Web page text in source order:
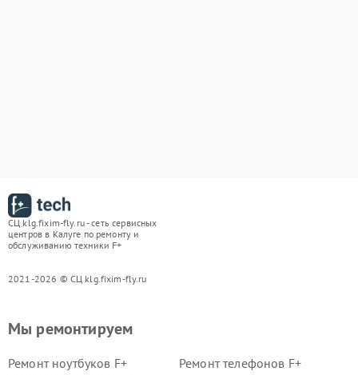
СЦ klg.fixim-fly.ru - сеть сервисных
центров в Калуге по ремонту и
обслуживанию техники F+
2021-2026 © СЦ klg.fixim-fly.ru
Мы ремонтируем
Ремонт ноутбуков F+
Ремонт телефонов F+